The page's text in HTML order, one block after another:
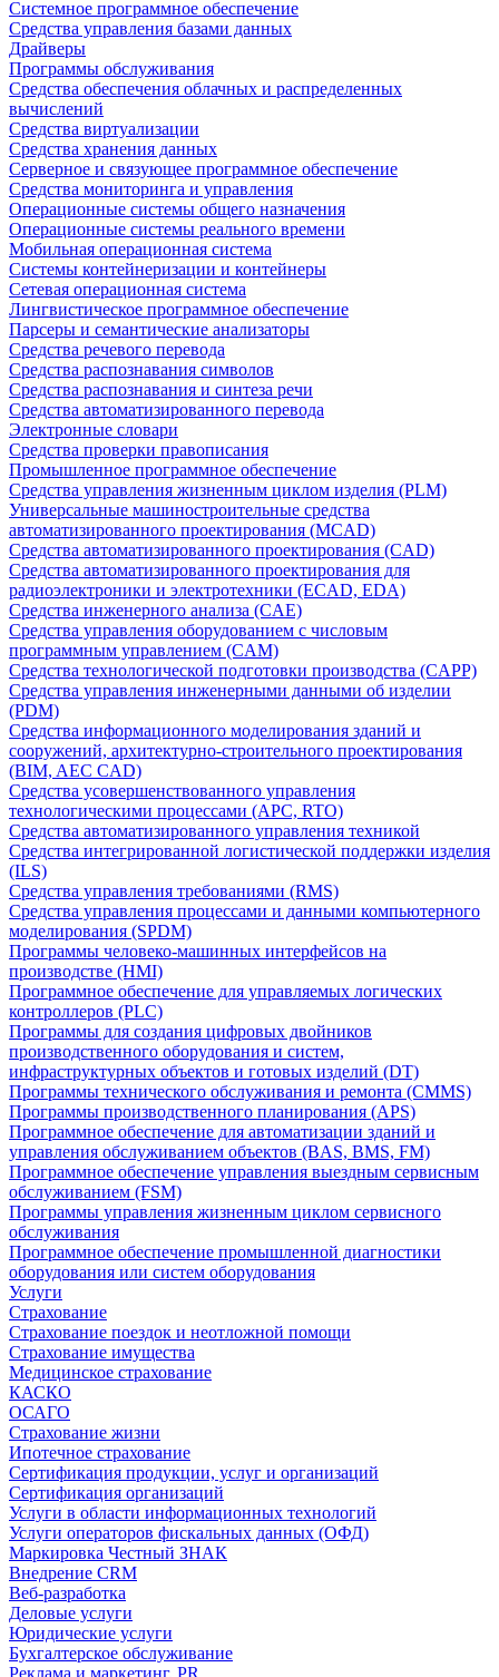
Системное программное обеспечение
Средства управления базами данных
Драйверы
Программы обслуживания
Средства обеспечения облачных и распределенных
вычислений
Средства виртуализации
Средства хранения данных
Серверное и связующее программное обеспечение
Средства мониторинга и управления
Операционные системы общего назначения
Операционные системы реального времени
Мобильная операционная система
Системы контейнеризации и контейнеры
Сетевая операционная система
Лингвистическое программное обеспечение
Парсеры и семантические анализаторы
Средства речевого перевода
Средства распознавания символов
Средства распознавания и синтеза речи
Средства автоматизированного перевода
Электронные словари
Средства проверки правописания
Промышленное программное обеспечение
Средства управления жизненным циклом изделия (PLM)
Универсальные машиностроительные средства
автоматизированного проектирования (MCAD)
Средства автоматизированного проектирования (CAD)
Средства автоматизированного проектирования для
радиоэлектроники и электротехники (ECAD, EDA)
Средства инженерного анализа (CAE)
Средства управления оборудованием с числовым
программным управлением (CAM)
Средства технологической подготовки производства (CAPP)
Средства управления инженерными данными об изделии
(PDM)
Средства информационного моделирования зданий и
сооружений, архитектурно-строительного проектирования
(BIM, AEC CAD)
Средства усовершенствованного управления
технологическими процессами (APC, RTO)
Средства автоматизированного управления техникой
Средства интегрированной логистической поддержки изделия
(ILS)
Средства управления требованиями (RMS)
Средства управления процессами и данными компьютерного
моделирования (SPDM)
Программы человеко-машинных интерфейсов на
производстве (HMI)
Программное обеспечение для управляемых логических
контроллеров (PLC)
Программы для создания цифровых двойников
производственного оборудования и систем,
инфраструктурных объектов и готовых изделий (DT)
Программы технического обслуживания и ремонта (CMMS)
Программы производственного планирования (APS)
Программное обеспечение для автоматизации зданий и
управления обслуживанием объектов (BAS, BMS, FM)
Программное обеспечение управления выездным сервисным
обслуживанием (FSM)
Программы управления жизненным циклом сервисного
обслуживания
Программное обеспечение промышленной диагностики
оборудования или систем оборудования
Услуги
Страхование
Страхование поездок и неотложной помощи
Страхование имущества
Медицинское страхование
КАСКО
ОСАГО
Страхование жизни
Ипотечное страхование
Сертификация продукции, услуг и организаций
Сертификация организаций
Услуги в области информационных технологий
Услуги операторов фискальных данных (ОФД)
Маркировка Честный ЗНАК
Внедрение CRM
Веб-разработка
Деловые услуги
Юридические услуги
Бухгалтерское обслуживание
Реклама и маркетинг, PR